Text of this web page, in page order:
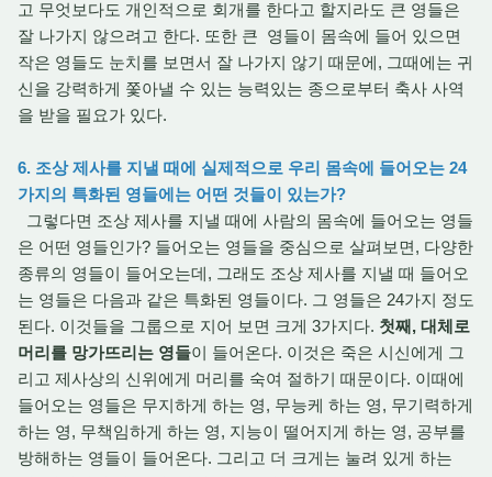
고 무엇보다도 개인적으로 회개를 한다고 할지라도 큰 영들은
잘 나가지 않으려고 한다. 또한 큰 영들이 몸속에 들어 있으면
작은 영들도 눈치를 보면서 잘 나가지 않기 때문에, 그때에는 귀
신을 강력하게 쫓아낼 수 있는 능력있는 종으로부터 축사 사역
을 받을 필요가 있다.
6. 조상 제사를 지낼 때에 실제적으로 우리 몸속에 들어오는 24
가지의 특화된 영들에는 어떤 것들이 있는가?
그렇다면 조상 제사를 지낼 때에 사람의 몸속에 들어오는 영들
은 어떤 영들인가? 들어오는 영들을 중심으로 살펴보면, 다양한
종류의 영들이 들어오는데, 그래도 조상 제사를 지낼 때 들어오
는 영들은 다음과 같은 특화된 영들이다. 그 영들은 24가지 정도
된다. 이것들을 그룹으로 지어 보면 크게 3가지다. 첫째, 대체로
머리를 망가뜨리는 영들이 들어온다. 이것은 죽은 시신에게 그
리고 제사상의 신위에게 머리를 숙여 절하기 때문이다. 이때에
들어오는 영들은 무지하게 하는 영, 무능케 하는 영, 무기력하게
하는 영, 무책임하게 하는 영, 지능이 떨어지게 하는 영, 공부를
방해하는 영들이 들어온다. 그리고 더 크게는 눌려 있게 하는